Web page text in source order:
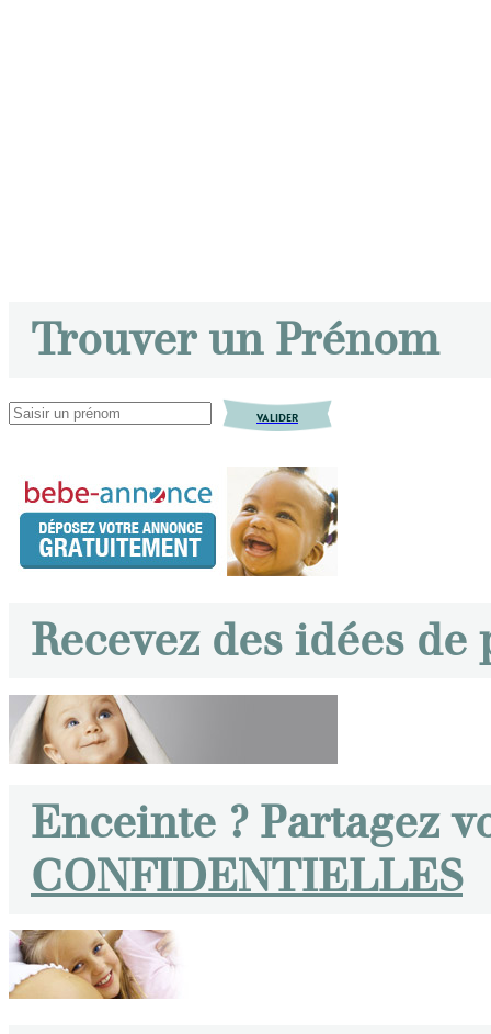
Trouver un Prénom
VALIDER
Recevez des idées
Enceinte ? Partagez
CONFIDENTIELLES